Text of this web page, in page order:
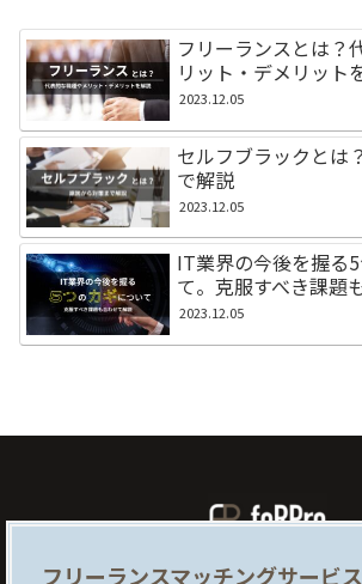
フリーランスとは？
リット・デメリット
2023.12.05
セルフブラックとは
で解説
2023.12.05
IT業界の今後を握る
て。克服すべき課題
2023.12.05
フリーランスマッチングサービ